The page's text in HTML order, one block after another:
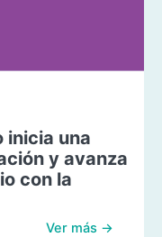
inicia una
y avanza
con la
Ver más →